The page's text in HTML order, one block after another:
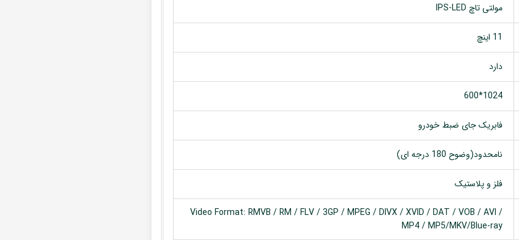
مولتی تاچ IPS-LED
11 اینچ
دارد
1024*600
فابریک جای ضبط خودرو
نامحدود(وضوح 180 درجه ای)
فلز و پلاستیک
Video Format: RMVB / RM / FLV / 3GP / MPEG / DIVX / XVID / DAT / VOB / AVI /
MP4 / MP5/MKV/Blue-ray